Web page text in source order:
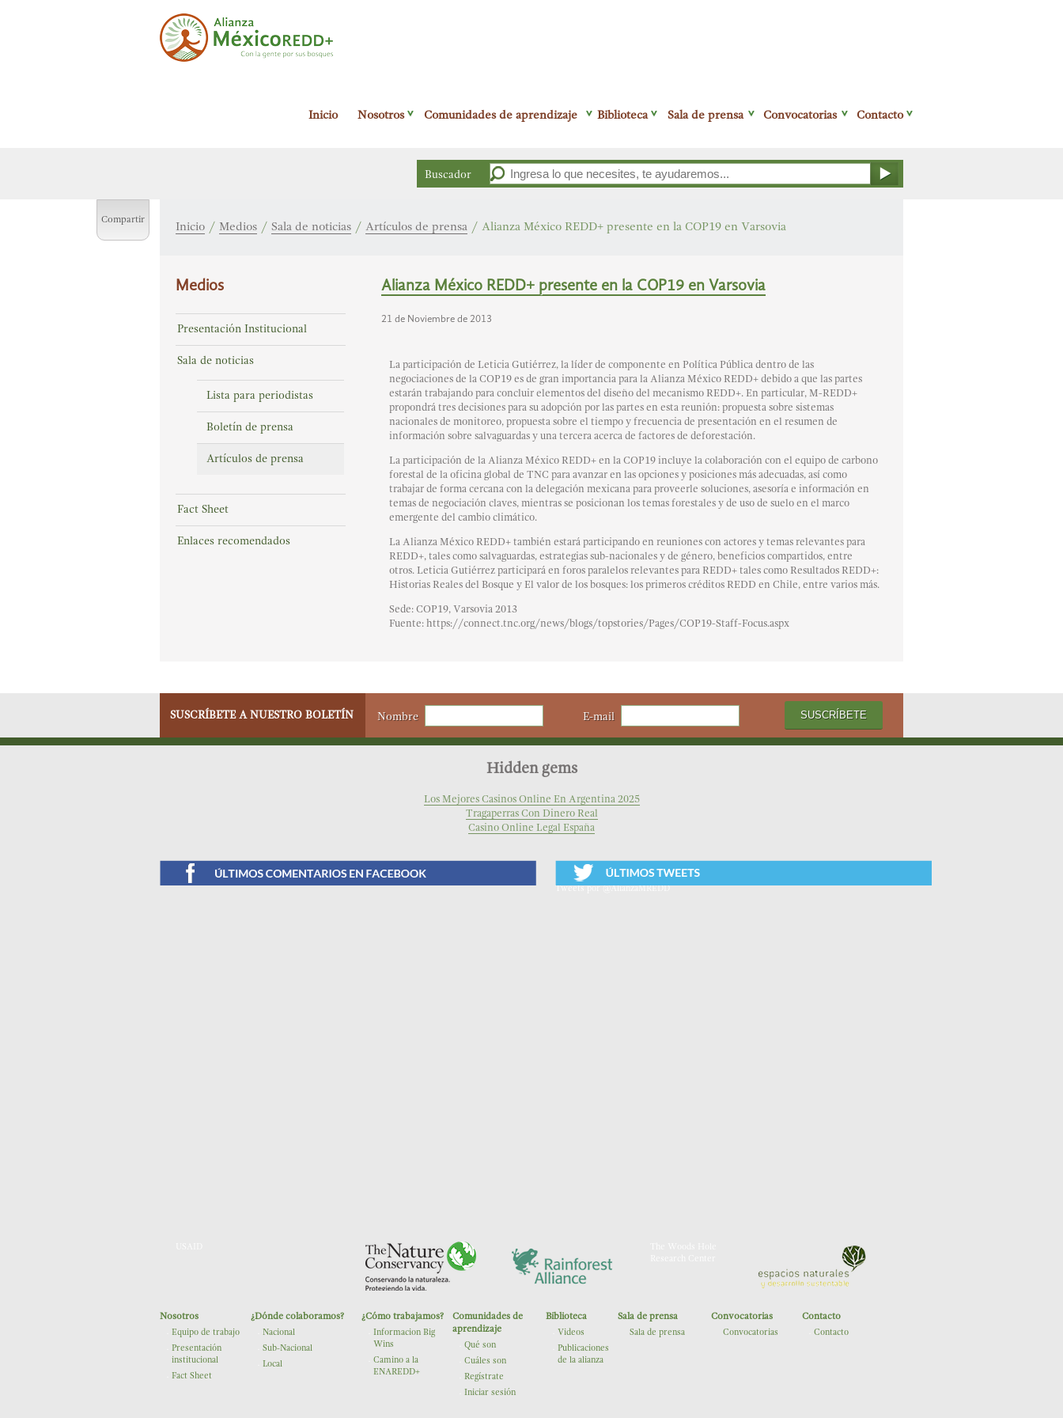
Inicio Nosotros Comunidades de aprendizaje Biblioteca Sala de prensa Convocatorias Contacto
Buscador
Compartir
Inicio / Medios / Sala de noticias / Artículos de prensa / Alianza México REDD+ presente en la COP19 en Varsovia
Medios
Presentación Institucional
Sala de noticias
Lista para periodistas
Boletín de prensa
Artículos de prensa
Fact Sheet
Enlaces recomendados
Alianza México REDD+ presente en la COP19 en Varsovia
21 de Noviembre de 2013
La participación de Leticia Gutiérrez, la líder de componente en Política Pública dentro de las
negociaciones de la COP19 es de gran importancia para la Alianza México REDD+ debido a que las partes
estarán trabajando para concluir elementos del diseño del mecanismo REDD+. En particular, M-REDD+
propondrá tres decisiones para su adopción por las partes en esta reunión: propuesta sobre sistemas
nacionales de monitoreo, propuesta sobre el tiempo y frecuencia de presentación en el resumen de
información sobre salvaguardas y una tercera acerca de factores de deforestación.
La participación de la Alianza México REDD+ en la COP19 incluye la colaboración con el equipo de carbono
forestal de la oficina global de TNC para avanzar en las opciones y posiciones más adecuadas, así como
trabajar de forma cercana con la delegación mexicana para proveerle soluciones, asesoría e información en
temas de negociación claves, mientras se posicionan los temas forestales y de uso de suelo en el marco
emergente del cambio climático.
La Alianza México REDD+ también estará participando en reuniones con actores y temas relevantes para
REDD+, tales como salvaguardas, estrategias sub-nacionales y de género, beneficios compartidos, entre
otros. Leticia Gutiérrez participará en foros paralelos relevantes para REDD+ tales como Resultados REDD+:
Historias Reales del Bosque y El valor de los bosques: los primeros créditos REDD en Chile, entre varios más.
Sede: COP19, Varsovia 2013
Fuente: https://connect.tnc.org/news/blogs/topstories/Pages/COP19-Staff-Focus.aspx
SUSCRÍBETE A NUESTRO BOLETÍN Nombre E-mail
Hidden gems
Los Mejores Casinos Online En Argentina 2025
Tragaperras Con Dinero Real
Casino Online Legal España
The Nature Conservancy Rainforest Alliance Espacios Naturales
Nosotros
Equipo de trabajo
Presentación
institucional
Fact Sheet
¿Dónde colaboramos?
Nacional
Sub-Nacional
Local
¿Cómo trabajamos?
Informacion Big
Wins
Camino a la
ENAREDD+
Comunidades de
aprendizaje
Qué son
Cuáles son
Regístrate
Iniciar sesión
Biblioteca
Videos
Publicaciones
de la alianza
Sala de prensa
Sala de prensa
Convocatorias
Convocatorias
Contacto
Contacto